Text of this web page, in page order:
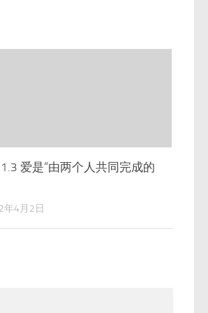
爱是“由两个人共同完成的
年4月2日